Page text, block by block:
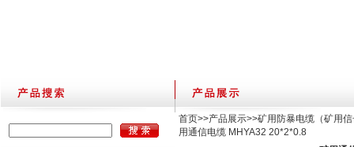
首页>>产品展示>>矿用防暴电缆（矿用
用通信电缆 MHYA32 20*2*0.8